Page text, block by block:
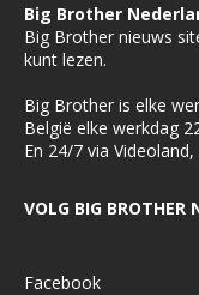
Big Brother
Big Brother nieuws
kunt lezen.
Big Brother is elke
België elke werkdag
En 24/7 via
VOLG BIG BROTHER
Facebook